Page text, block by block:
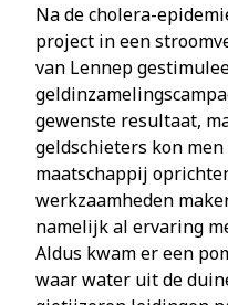
Na de cholera-
project in een
van Lennep
gewenste resultaat,
geldschieters kon
maatschappij
werkzaamheden
namelijk al ervaring
Aldus kwam er een
waar water uit de